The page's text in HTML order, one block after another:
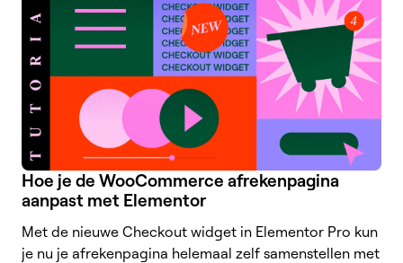
Hoe je de WooCommerce afrekenpagina
aanpast met Elementor
Met de nieuwe Checkout widget in Elementor Pro kun
je nu je afrekenpagina helemaal zelf samenstellen met